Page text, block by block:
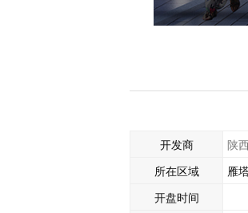
开发商 陕
所在区域
雁
开盘时间